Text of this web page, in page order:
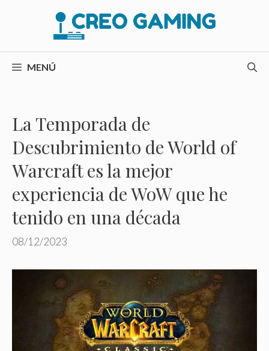
MENÚ
La Temporada de
Descubrimiento de World of
Warcraft es la mejor
experiencia de WoW que he
tenido en una década
08/12/2023